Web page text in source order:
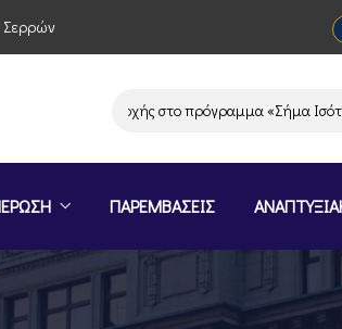
Σερρών
συμμετοχής στο πρόγραμμα «Σήμα
ΠΑΡΕΜΒΑΣΕΙΣ